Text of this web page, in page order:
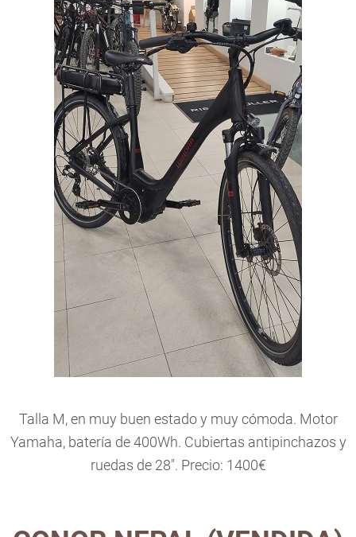
Talla M, en muy buen estado y muy cómoda. Motor
Yamaha, batería de 400Wh. Cubiertas antipinchazos y
ruedas de 28". Precio: 1400€